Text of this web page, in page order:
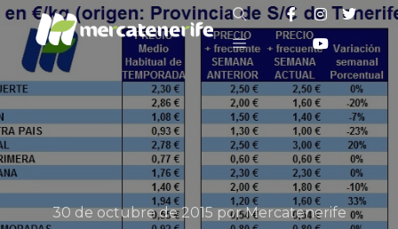
Buscar
Menú principal
30 de octubre de 2015porMercatenerife